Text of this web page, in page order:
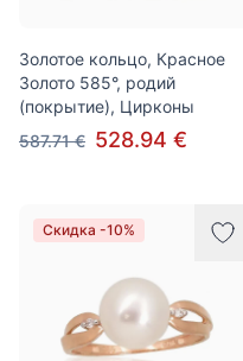
Золотое кольцо, Красное
Золото 585°, родий
(покрытие), Цирконы
587.71 € 528.94 €
Скидка -10%